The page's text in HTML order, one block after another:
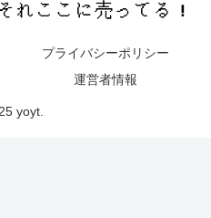
プライバシーポリシー
運営者情報
yoyt.